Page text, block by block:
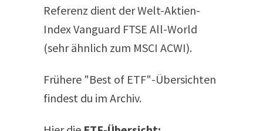
Referenz dient der Welt-Aktien-
Index Vanguard FTSE All-​World
(sehr ähnlich zum MSCI ACWI).
Frühere "Best of ETF"-Übersichten
findest du im Archiv.